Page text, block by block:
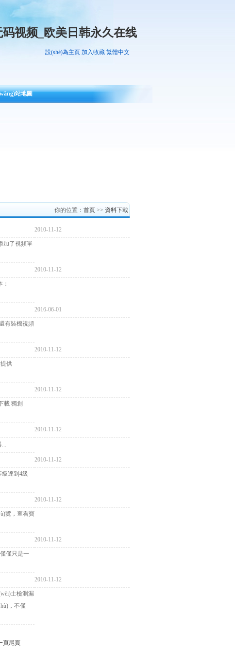
视频_欧美日韩永久在线
設(shè)為主頁 加入收藏 繁體中文
站地圖
你的位置： 首頁 >> 資料下載
2010-11-12
加了視頻單
2010-11-12
2016-06-01
還有裝機視頻
2010-11-12
供
2010-11-12
載 獨創
2010-11-12
...
2010-11-12
級達到4級
2010-11-12
覽，查看寶
2010-11-12
僅只是一
2010-11-12
士檢測漏
，不僅
頁尾頁